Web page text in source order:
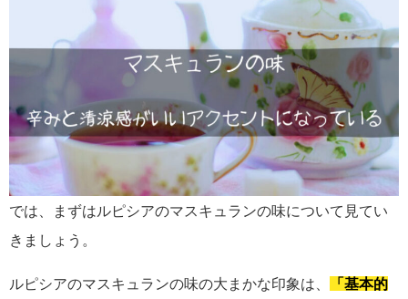
では、まずはルピシアのマスキュランの味について見てい
きましょう。
ルピシアのマスキュランの味の大まかな印象は、
「基本的